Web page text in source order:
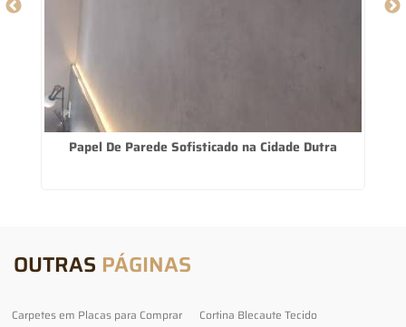
Papel De Parede Sofisticado na Cidade Dutra
OUTRAS PÁGINAS
Carpetes em Placas para Comprar
Cortina Blecaute Tecido